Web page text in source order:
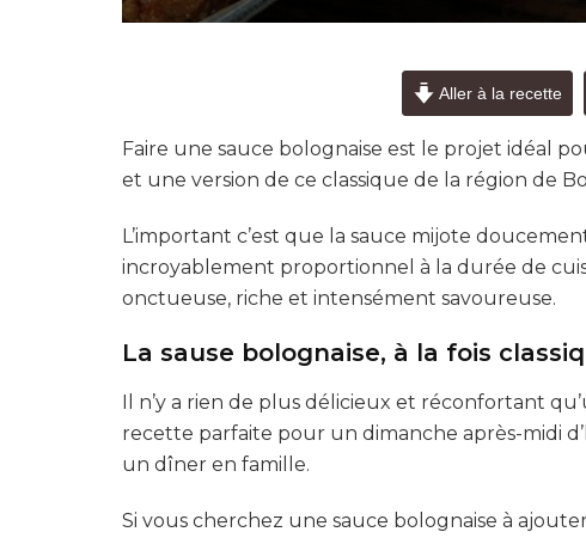
Aller à la recette
Faire une sauce bolognaise est le projet idéal
et une version de ce classique de la région de
L’important c’est que la sauce mijote
incroyablement proportionnel à la durée de
onctueuse, riche et intensément savoureuse.
La sause bolognaise, à la fois
Il n’y a rien de plus délicieux et réconfortant
recette parfaite pour un dimanche après-midi
un dîner en famille.
Si vous cherchez une sauce bolognaise à